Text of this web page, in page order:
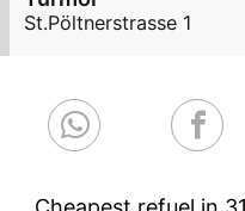
St.Pöltnerstrasse 1